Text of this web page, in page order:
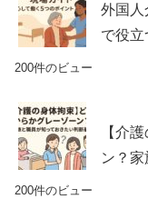
外国人
で役立
200件のビュー
【介
ン？
200件のビュー